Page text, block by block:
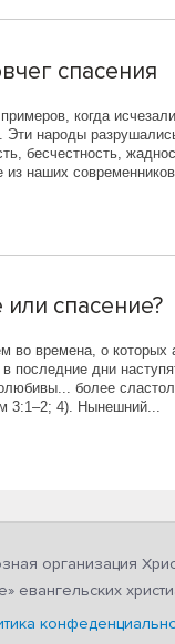
спасения
примеров, когда
Эти народы
бесчестность,
наших
спасение?
во времена, о которых
последние дни
более
3:1–2; 4). Нынешний...
организация
евангельских